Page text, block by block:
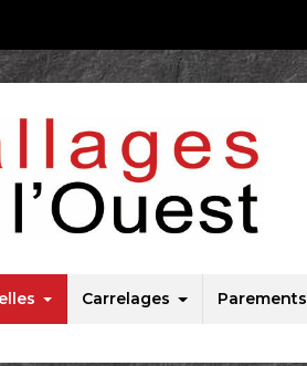
Carrelages Parements